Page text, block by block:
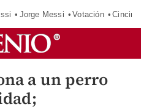
Jorge Messi Votación
a un perro